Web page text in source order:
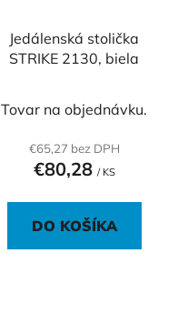
Jedálenská stolička
STRIKE 2130, biela
Tovar na objednávku.
€65,27 bez DPH
€80,28 / KS
DO KOŠÍKA